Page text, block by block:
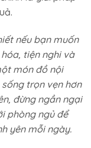
nếu bạn muốn
tiện nghi và
món đồ nội
trọn vẹn hơn
đừng ngần ngại
phòng ngủ để
yên mỗi ngày.